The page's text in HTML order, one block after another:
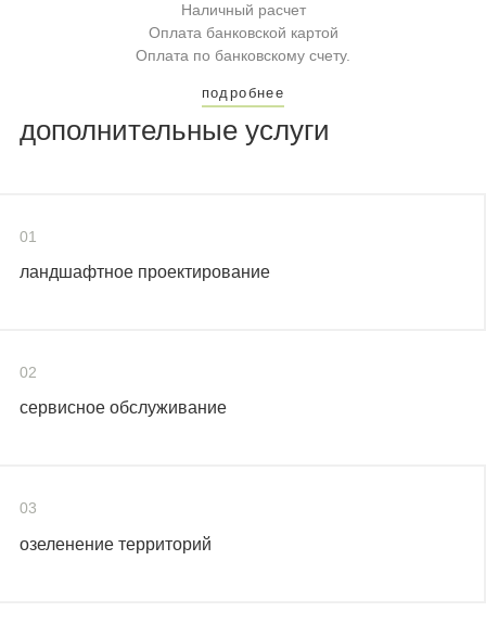
Наличный расчет
Оплата банковской картой
Оплата по банковскому счету.
подробнее
дополнительные услуги
01
ландшафтное проектирование
02
сервисное обслуживание
03
озеленение территорий